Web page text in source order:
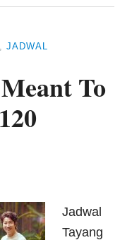
,JADWAL
To
Jadwal
Tayang